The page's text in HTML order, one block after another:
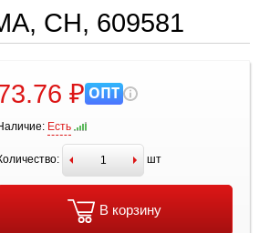
CH, 609581
₽ ОПТ
Есть
шт
В корзину